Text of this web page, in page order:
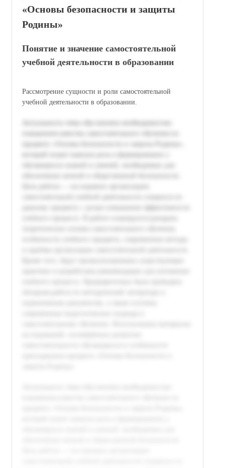
«Основы безопасности и защиты
Родины»
Понятие и значение самостоятельной
учебной деятельности в образовании
Рассмотрение сущности и роли самостоятельной
учебной деятельности в образовании.